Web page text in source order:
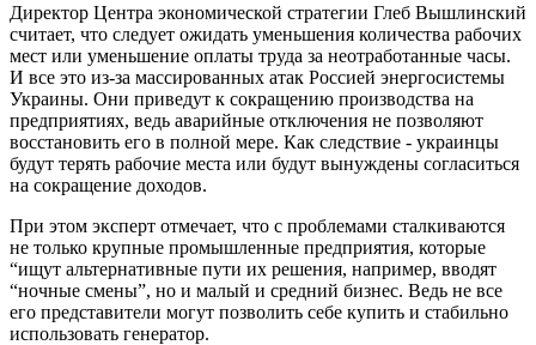
Директор Центра экономической стратегии Глеб Вышлинский
считает, что следует ожидать уменьшения количества рабочих
мест или уменьшение оплаты труда за неотработанные часы.
И все это из-за массированных атак Россией энергосистемы
Украины. Они приведут к сокращению производства на
предприятиях, ведь аварийные отключения не позволяют
восстановить его в полной мере. Как следствие - украинцы
будут терять рабочие места или будут вынуждены согласиться
на сокращение доходов.
При этом эксперт отмечает, что с проблемами сталкиваются
не только крупные промышленные предприятия, которые
“ищут альтернативные пути их решения, например, вводят
“ночные смены”, но и малый и средний бизнес. Ведь не все
его представители могут позволить себе купить и стабильно
использовать генератор.